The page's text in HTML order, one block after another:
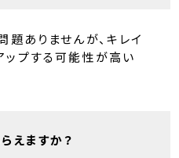
題ありませんが、キレイ
プする可能性が高い
えますか？